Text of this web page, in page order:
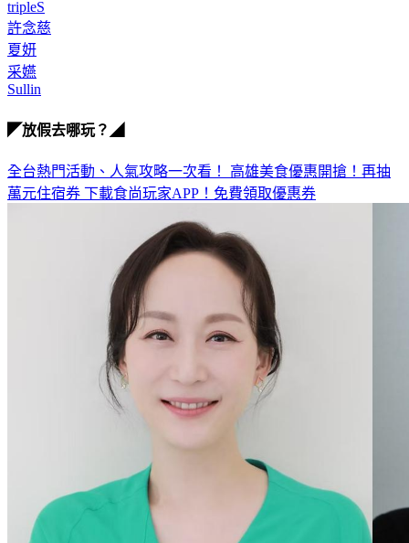
tripleS
許念慈
夏妍
采嬿
Sullin
◤放假去哪玩？◢
全台熱門活動、人氣攻略一次看！ 高雄美食優惠開搶！再抽
萬元住宿券 下載食尚玩家APP！免費領取優惠券